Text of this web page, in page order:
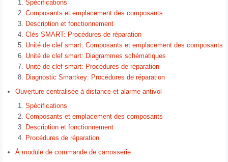
Spécifications
Composants et emplacement des composants
Description et fonctionnement
Clés SMART: Procédures de réparation
Unité de clef smart: Composants et emplacement des composants
Unité de clef smart: Diagrammes schématiques
Unité de clef smart: Procédures de réparation
Diagnostic Smartkey: Procédures de réparation
Ouverture centralisée à distance et alarme antivol
Spécifications
Composants et emplacement des composants
Description et fonctionnement
Procédures de réparation
À module de commande de carrosserie